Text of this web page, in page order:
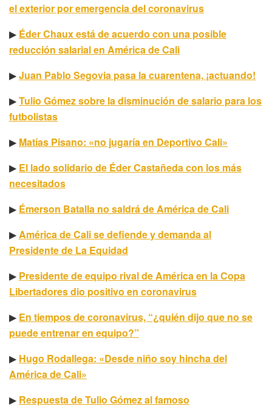
el exterior por emergencia del coronavirus
▶ Éder Chaux está de acuerdo con una posible
reducción salarial en América de Cali
▶Juan Pablo Segovia pasa la cuarentena, ¡actuando!
▶Tulio Gómez sobre la disminución de salario para los
futbolistas
▶ Matías Pisano: «no jugaría en Deportivo Cali»
▶ El lado solidario de Éder Castañeda con los más
necesitados
▶ Émerson Batalla no saldrá de América de Cali
▶América de Cali se defiende y demanda al
Presidente de La Equidad
▶ Presidente de equipo rival de América en la Copa
Libertadores dio positivo en coronavirus
▶ En tiempos de coronavirus, “¿quién dijo que no se
puede entrenar en equipo?”
▶ Hugo Rodallega: «Desde niño soy hincha del
América de Cali»
▶ Respuesta de Tulio Gómez al famoso